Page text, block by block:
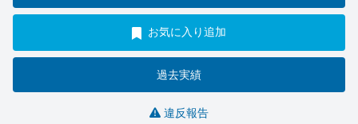
お気に入り追加
過去実績
違反報告